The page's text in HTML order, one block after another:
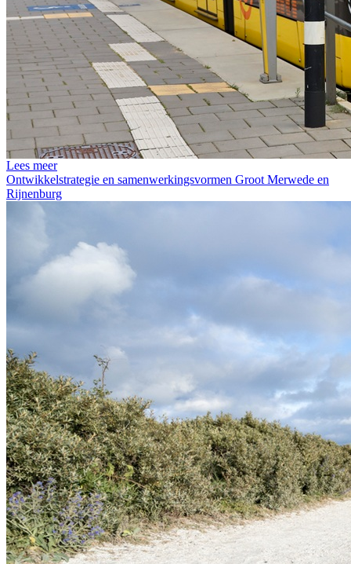
Lees meer
Ontwikkelstrategie en samenwerkingsvormen Groot Merwede en
Rijnenburg